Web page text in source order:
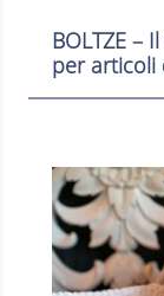
BOLTZE –
per articoli